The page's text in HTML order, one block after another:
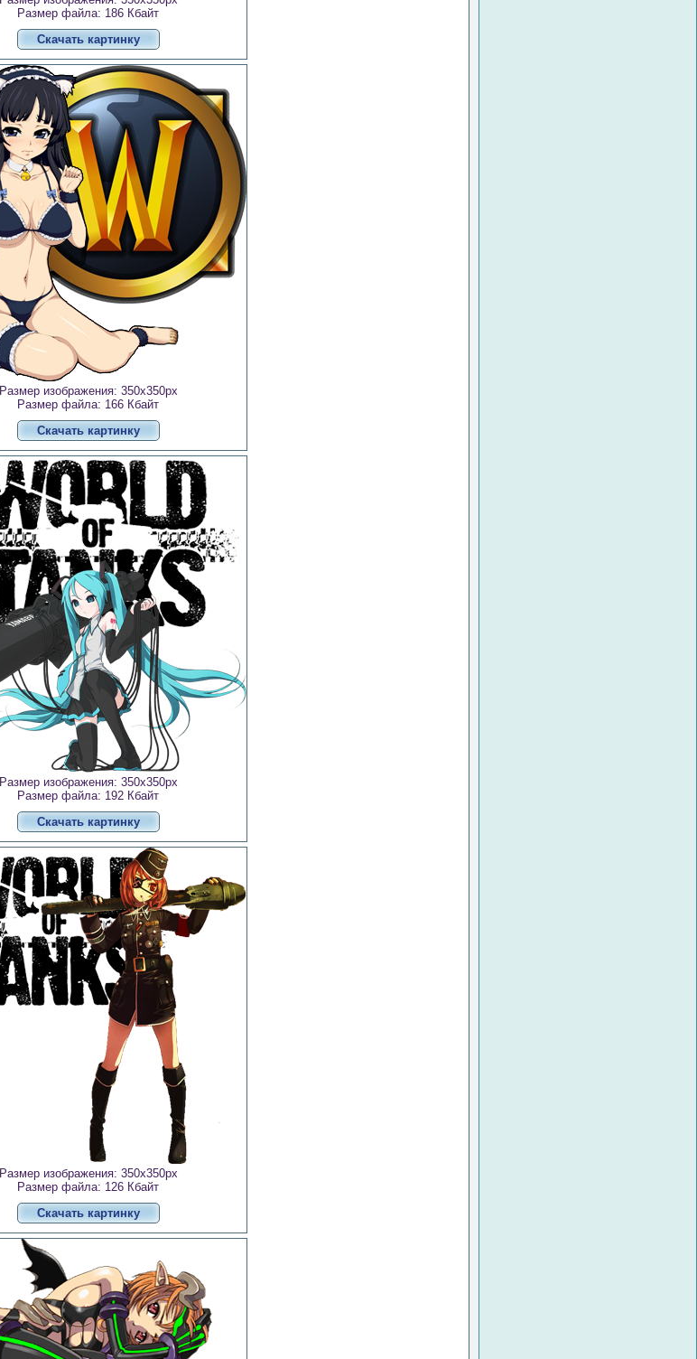
Размер файла: 186 Кбайт
Скачать картинку
Размер изображения: 350x350px
Размер файла: 166 Кбайт
Скачать картинку
Размер изображения: 350x350px
Размер файла: 192 Кбайт
Скачать картинку
Размер изображения: 350x350px
Размер файла: 126 Кбайт
Скачать картинку